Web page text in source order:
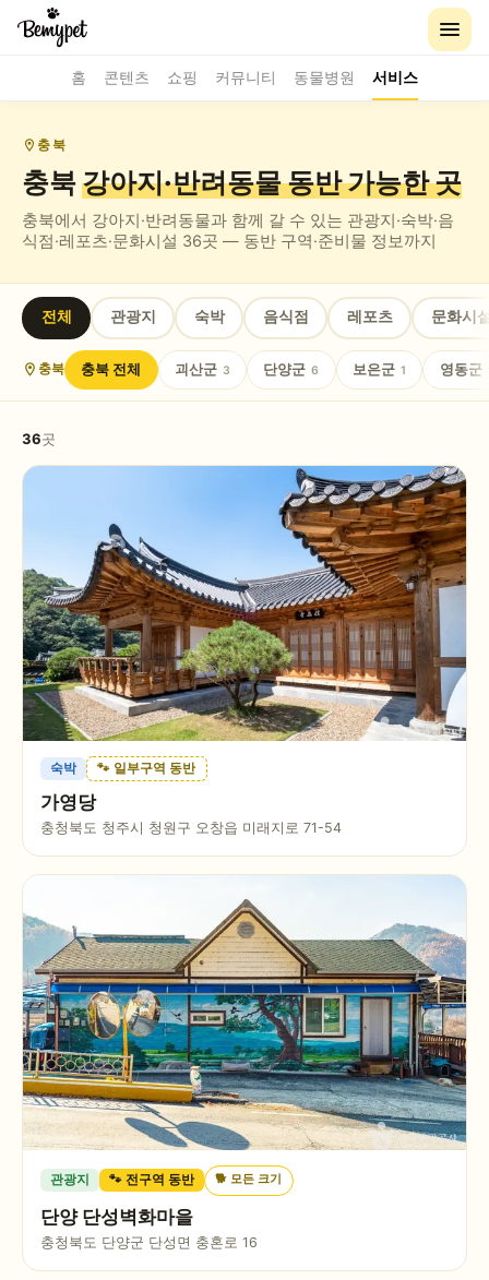
홈 콘텐츠 쇼핑 커뮤니티 동물병원 서비스
충북
충북강아지·반려동물 동반가능한 곳
충북에서 강아지·반려동물과 함께 갈 수 있는 관광지·숙박·음
식점·레포츠·문화시설 36곳 — 동반 구역·준비물 정보까지
전체 관광지 숙박 음식점 레포츠 문화시
충북 충북 전체 괴산군 3 단양군 6 보은군 1 영동군
36곳
숙박 🐾 일부구역 동반
가영당
충청북도 청주시 청원구 오창읍 미래지로 71-54
관광지 🐾 전구역 동반 🐕모든 크기
단양 단성벽화마을
충청북도 단양군 단성면 충혼로 16